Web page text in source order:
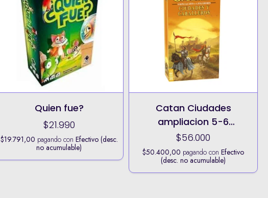
Quien fue?
$21.990
$19.791,00 pagando con Efectivo (desc.
no acumulable)
Catan Ciudades
ampliacion 5-6
jugadores
$56.000
$50.400,00 pagando conEfectivo
(desc. no acumulable)